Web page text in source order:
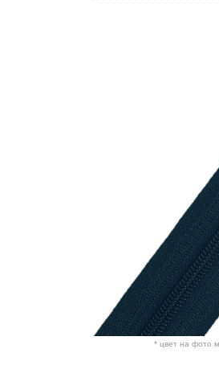
* цвет на фото